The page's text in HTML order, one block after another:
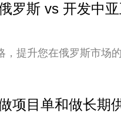
罗斯 vs 开发中
，提升您在俄罗斯市场
项目单和做长期